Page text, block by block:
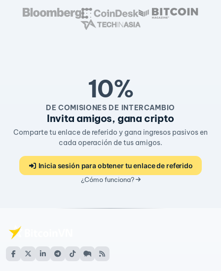
10%
DE COMISIONES DE INTERCAMBIO
Invita amigos, gana cripto
Comparte tu enlace de referido y gana ingresos pasivos en
cada operación de tus amigos.
Inicia sesión para obtener tu enlace de referido
¿Cómo funciona?